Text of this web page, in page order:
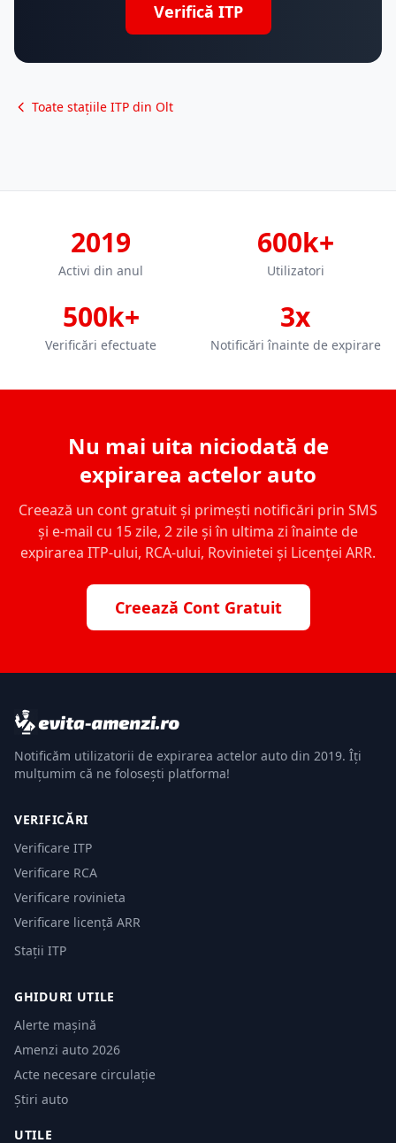
Verifică ITP
Toate stațiile ITP din Olt
2019
Activi din anul
600k+
Utilizatori
500k+
Verificări efectuate
3x
Notificări înainte de expirare
Nu mai uita niciodată de
expirarea actelor auto
Creează un cont gratuit și primești notificări prin SMS
și e-mail cu 15 zile, 2 zile și în ultima zi înainte de
expirarea ITP-ului, RCA-ului, Rovinietei și Licenței ARR.
Creează Cont Gratuit
Notificăm utilizatorii de expirarea actelor auto din 2019. Îți
mulțumim că ne folosești platforma!
VERIFICĂRI
Verificare ITP
Verificare RCA
Verificare rovinieta
Verificare licență ARR
Stații ITP
GHIDURI UTILE
Alerte mașină
Amenzi auto 2026
Acte necesare circulație
Știri auto
UTILE